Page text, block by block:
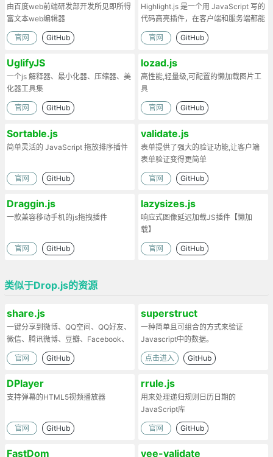
由百度web前端研发部开发所见即所得
富文本web编辑器
官网 GitHub
Highlight.js 是一个用 JavaScript 写的
代码高亮插件，在客户端和服务端都能
工作。
官网 GitHub
UglifyJS
一个js 解释器、最小化器、压缩器、美
化器工具集
官网 GitHub
lozad.js
高性能,轻量级,可配置的懒加载图片工
具
官网 GitHub
Sortable.js
简单灵活的 JavaScript 拖放排序插件
官网 GitHub
validate.js
表单提供了强大的验证功能,让客户端
表单验证变得更简单
官网 GitHub
Draggin.js
一款兼容移动手机的js拖拽插件
官网 GitHub
lazysizes.js
响应式图像延迟加载JS插件【懒加
载】
官网 GitHub
类似于Drop.js的资源
share.js
一键分享到微博、QQ空间、QQ好友、
微信、腾讯微博、豆瓣、Facebook、
Twitter、Linkedin、Google+、点点
等
官网 GitHub
superstruct
一种简单且可组合的方式来验证
Javascript中的数据。
点击进入 GitHub
DPlayer
支持弹幕的HTML5视频播放器
官网 GitHub
rrule.js
用来处理递归规则日历日期的
JavaScript库
官网 GitHub
FastDom vee-validate